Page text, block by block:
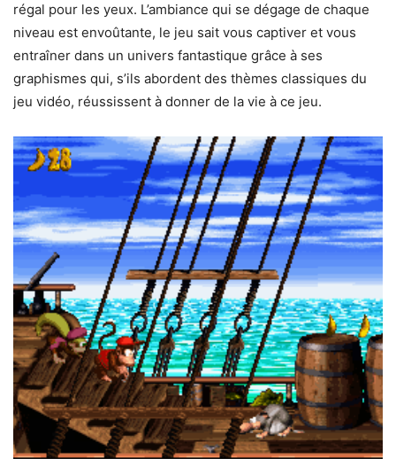
régal pour les yeux. L’ambiance qui se dégage de chaque
niveau est envoûtante, le jeu sait vous captiver et vous
entraîner dans un univers fantastique grâce à ses
graphismes qui, s’ils abordent des thèmes classiques du
jeu vidéo, réussissent à donner de la vie à ce jeu.